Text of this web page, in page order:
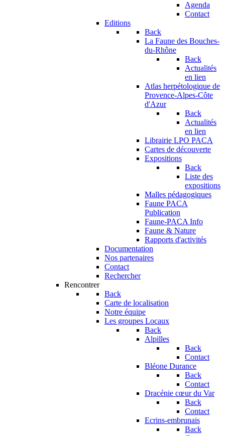
Agenda
Contact
Editions
Back
La Faune des Bouches-
du-Rhône
Back
Actualités
en lien
Atlas herpétologique de
Provence-Alpes-Côte
d'Azur
Back
Actualités
en lien
Librairie LPO PACA
Cartes de découverte
Expositions
Back
Liste des
expositions
Malles pédagogiques
Faune PACA
Publication
Faune-PACA Info
Faune & Nature
Rapports d'activités
Documentation
Nos partenaires
Contact
Rechercher
Rencontrer
Back
Carte de localisation
Notre équipe
Les groupes Locaux
Back
Alpilles
Back
Contact
Bléone Durance
Back
Contact
Dracénie cœur du Var
Back
Contact
Ecrins-embrunais
Back